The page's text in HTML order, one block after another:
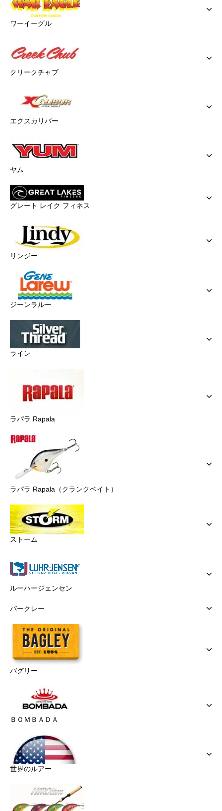
ワーイーグル
クリークチャブ
エクスカリバー
ヤム
グレート レイク フィネス
リンジー
ジーンラルー
ライン
ラパラ Rapala
ラパラ Rapala（クランクベイト）
ストーム
ルーハージェンセン
バークレー
バグリー
ＢＯＭＢＡＤＡ
世界のルアー